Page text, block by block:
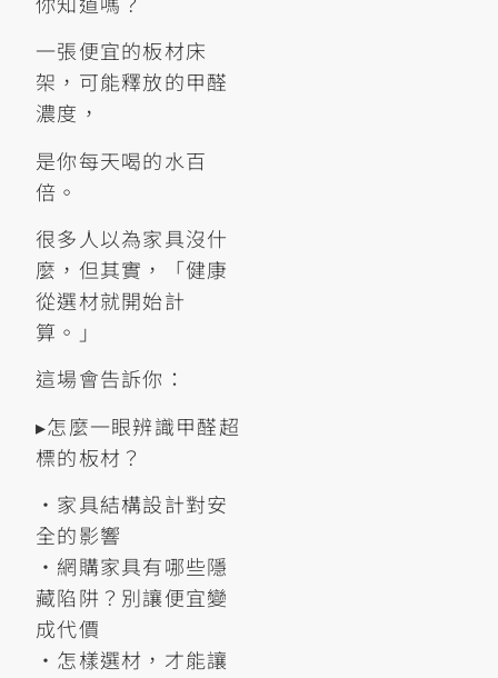
一張便宜的板材床
架，可能釋放的甲醛
濃度，
是你每天喝的水百
倍。
很多人以為家具沒什
麼，但其實，「健康
從選材就開始計
算。」
這場會告訴你：
▸怎麼一眼辨識甲醛超
標的板材？
•家具結構設計對安
全的影響
•網購家具有哪些隱
藏陷阱？別讓便宜變
成代價
•怎樣選材，才能讓